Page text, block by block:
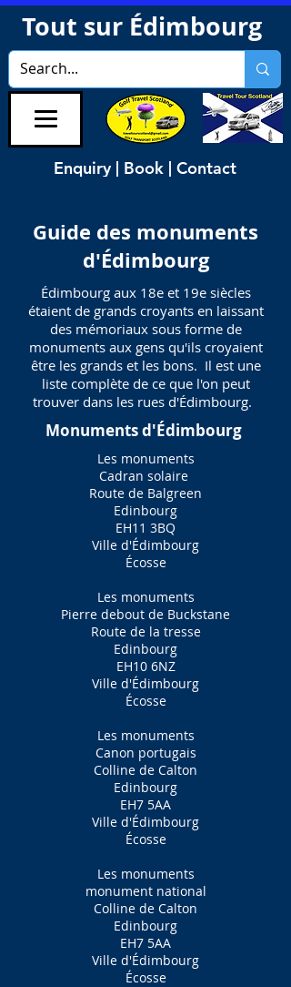
Tout sur Édimbourg
Enquiry | Book | Contact
Guide des monuments
d'Édimbourg
Édimbourg aux 18e et 19e siècles
étaient de grands croyants en laissant
des mémoriaux sous forme de
monuments aux gens qu'ils croyaient
être les grands et les bons. Il est une
liste complète de ce que l'on peut
trouver dans les rues d'Édimbourg.
Monuments d'Édimbourg
Les monuments
Cadran solaire
Route de Balgreen
Edinbourg
EH11 3BQ
Ville d'Édimbourg
Écosse
Les monuments
Pierre debout de Buckstane
Route de la tresse
Edinbourg
EH10 6NZ
Ville d'Édimbourg
Écosse
Les monuments
Canon portugais
Colline de Calton
Edinbourg
EH7 5AA
Ville d'Édimbourg
Écosse
Les monuments
monument national
Colline de Calton
Edinbourg
EH7 5AA
Ville d'Édimbourg
Écosse